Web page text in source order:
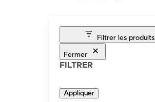
Filtrer les produits
Fermer
FILTRER
Appliquer